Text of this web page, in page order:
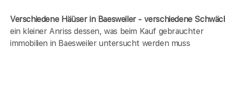
Verschiedene Häüser in Baesweiler - verschiedene
ein kleiner Anriss dessen, was beim Kauf gebrauchter
immobilien in Baesweiler untersucht werden muss